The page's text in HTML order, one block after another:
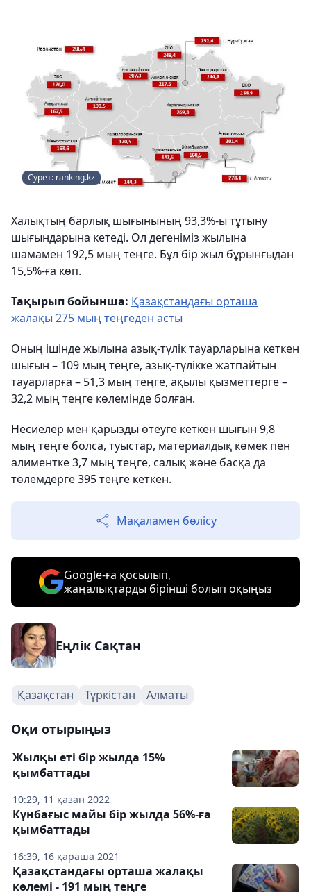
Сурет: ranking.kz
Халықтың барлық шығынының 93,3%-ы тұтыну
шығындарына кетеді. Ол дегеніміз жылына
шамамен 192,5 мың теңге. Бұл бір жыл бұрынғыдан
15,5%-ға көп.
Тақырып бойынша: Қазақстандағы орташа
жалақы 275 мың теңгеден асты
Оның ішінде жылына азық-түлік тауарларына кеткен
шығын – 109 мың теңге, азық-түлікке жатпайтын
тауарларға – 51,3 мың теңге, ақылы қызметтерге –
32,2 мың теңге көлемінде болған.
Несиелер мен қарызды өтеуге кеткен шығын 9,8
мың теңге болса, туыстар, материалдық көмек пен
алиментке 3,7 мың теңге, салық және басқа да
төлемдерге 395 теңге кеткен.
Мақаламен бөлісу
Google-ға қосылып,
жаңалықтарды бірінші болып оқыңыз
Еңлік Сақтан
Қазақстан Түркістан Алматы
Оқи отырыңыз
10:29, 11 қазан 2022
Жылқы еті бір жылда 15%
қымбаттады
16:39, 16 қараша 2021
Күнбағыс майы бір жылда 56%-ға
қымбаттады
Қазақстандағы орташа жалақы
көлемі - 191 мың теңге